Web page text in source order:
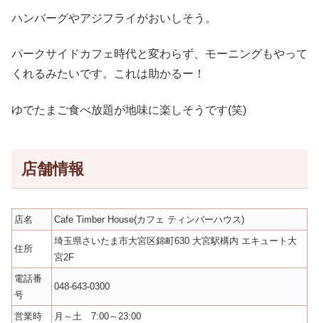
ハンバーグやアジフライがおいしそう。
パークサイドカフェ時代と変わらず、モーニングもやって
くれるみたいです。これは助かるー！
ゆでたまご食べ放題が地味に楽しそうです(笑)
店舗情報
店名 Cafe Timber House(カフェ ティンバーハウス)
住所
埼玉県さいたま市大宮区錦町630 大宮駅構内 エキュート大
宮2F
電話番
号
048-643-0300
営業時
月～土 7:00～23:00